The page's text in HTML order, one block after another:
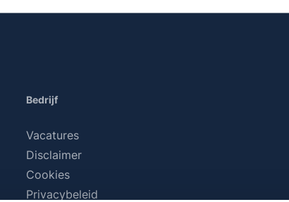
Bedrijf
Vacatures
Disclaimer
Cookies
Privacybeleid